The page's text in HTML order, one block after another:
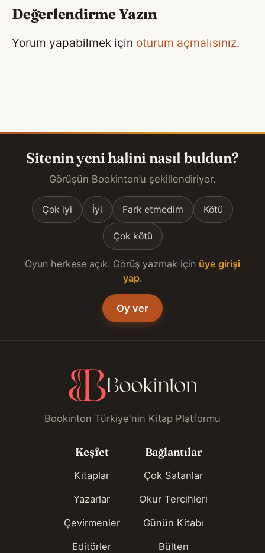
Değerlendirme Yazın
Yorum yapabilmek için oturum açmalısınız.
Sitenin yeni halini nasıl buldun?
Görüşün Bookinton’u şekillendiriyor.
Çok iyi İyi Fark etmedim Kötü
Çok kötü
Oyun herkese açık. Görüş yazmak için üye girişi
yap.
Oy ver
Bookinton Türkiye'nin Kitap Platformu
Keşfet
Kitaplar
Yazarlar
Çevirmenler
Editörler
Bağlantılar
Çok Satanlar
Okur Tercihleri
Günün Kitabı
Bülten